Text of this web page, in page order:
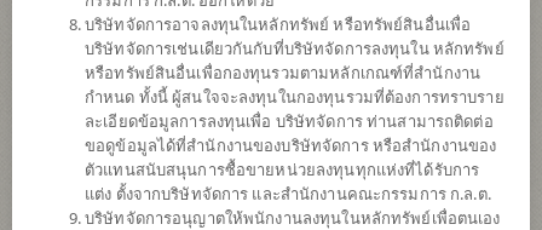
มีเงินปันผล
ความเสี่ยงสูง
7
บริษัทจัดการอาจลงทุนในหลักทรัพย์ หรือทรัพย์สินอื่นเพื่อ
บริษัทจัดการเช่นเดียวกันกับที่บริษัทจัดการลงทุนใน หลักทรัพย์
หรือทรัพย์สินอื่นเพื่อกองทุนรวมตามหลักเกณฑ์ที่สำนักงาน
กำหนด ทั้งนี้ ผู้สนใจจะลงทุนในกองทุนรวมที่ต้องการทราบราย
ละเอียดข้อมูลการลงทุนเพื่อ บริษัทจัดการ ท่านสามารถติดต่อ
ขอดูข้อมูลได้ที่สำนักงานของบริษัทจัดการ หรือสำนักงานของ
ตัวแทนสนับสนุนการซื้อขายหน่วยลงทุนทุกแห่งที่ได้รับการ
แต่ง ตั้งจากบริษัทจัดการ และสำนักงานคณะกรรมการ ก.ล.ต.
บริษัทจัดการอนุญาตให้พนักงานลงทุนในหลักทรัพย์เพื่อตนเอง